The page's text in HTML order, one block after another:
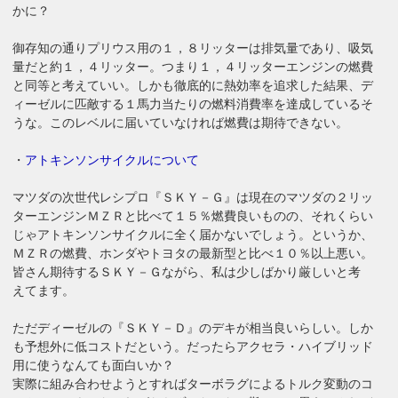
かに？
御存知の通りプリウス用の１，８リッターは排気量であり、吸気
量だと約１，４リッター。つまり１，４リッターエンジンの燃費
と同等と考えていい。しかも徹底的に熱効率を追求した結果、デ
ィーゼルに匹敵する１馬力当たりの燃料消費率を達成しているそ
うな。このレベルに届いていなければ燃費は期待できない。
・ アトキンソンサイクルについて
マツダの次世代レシプロ『ＳＫＹ－Ｇ』は現在のマツダの２リッ
ターエンジンＭＺＲと比べて１５％燃費良いものの、それくらい
じゃアトキンソンサイクルに全く届かないでしょう。というか、
ＭＺＲの燃費、ホンダやトヨタの最新型と比べ１０％以上悪い。
皆さん期待するＳＫＹ－Ｇながら、私は少しばかり厳しいと考
えてます。
ただディーゼルの『ＳＫＹ－Ｄ』のデキが相当良いらしい。しか
も予想外に低コストだという。だったらアクセラ・ハイブリッド
用に使うなんても面白いか？
実際に組み合わせようとすればターボラグによるトルク変動のコ